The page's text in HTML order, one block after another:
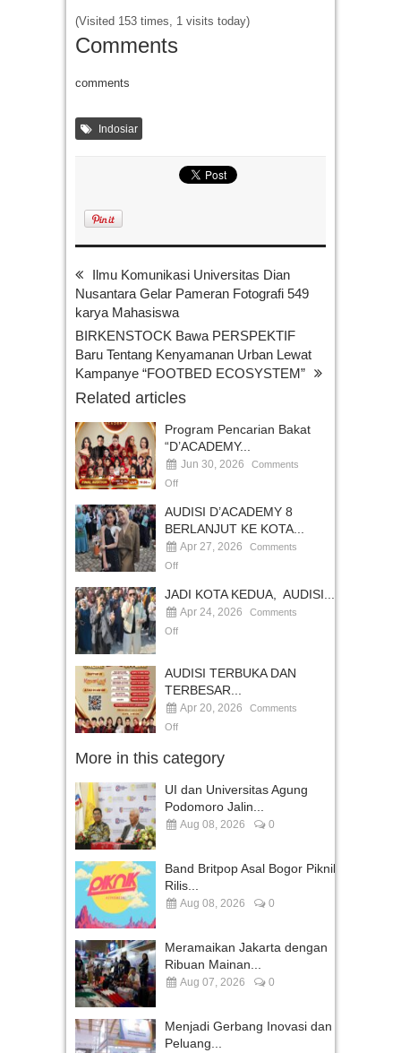
(Visited 153 times, 1 visits today)
Comments
comments
Indosiar
Ilmu Komunikasi Universitas Dian
Nusantara Gelar Pameran Fotografi 549
karya Mahasiswa
BIRKENSTOCK Bawa PERSPEKTIF
Baru Tentang Kenyamanan Urban Lewat
Kampanye “FOOTBED ECOSYSTEM”
Related articles
Program Pencarian Bakat
“D’ACADEMY...
Jun 30, 2026
Comments
Off
AUDISI D’ACADEMY 8
BERLANJUT KE KOTA...
Apr 27, 2026
Comments
Off
JADI KOTA KEDUA, AUDISI...
Apr 24, 2026
Comments
Off
AUDISI TERBUKA DAN
TERBESAR...
Apr 20, 2026
Comments
Off
More in this category
UI dan Universitas Agung
Podomoro Jalin...
Aug 08, 2026 0
Band Britpop Asal Bogor Piknik
Rilis...
Aug 08, 2026 0
Meramaikan Jakarta dengan
Ribuan Mainan...
Aug 07, 2026 0
Menjadi Gerbang Inovasi dan
Peluang...